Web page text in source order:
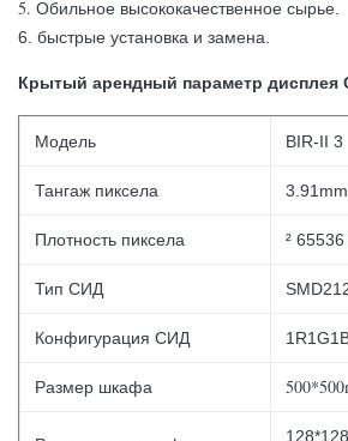
5. Обильное высококачественное сырье.
6. быстрые установка и замена.
Крытый арендный параметр дисплея
Модель BIR-II 3
Тангаж пиксела 3.91mm
Плотность пиксела ²
Тип СИД
Конфигурация СИД
Размер шкафа